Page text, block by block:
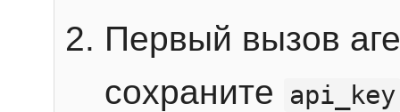
Первый вызов
сохраните
api_key